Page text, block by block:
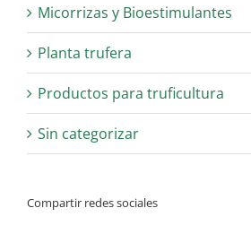
Micorrizas y Bioestimulantes
Planta trufera
Productos para truficultura
Sin categorizar
Compartir redes sociales